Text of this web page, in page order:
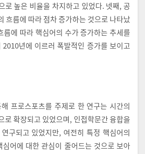
로 높은 비율을 차지하고 있었다. 넷째, 공
흐름에 따라 점차 증가하는 것으로 나타났
름에 따라 핵심어의 수가 증가하는 추세를
2010년에 이르러 폭발적인 증가를 보이고
프로스포츠를 주제로 한 연구는 시간의
로 확장되고 있었으며, 인접학문간 융합을
구되고 있었지만, 여전히 특정 핵심어의
어에 대한 관심이 줄어드는 것으로 보아